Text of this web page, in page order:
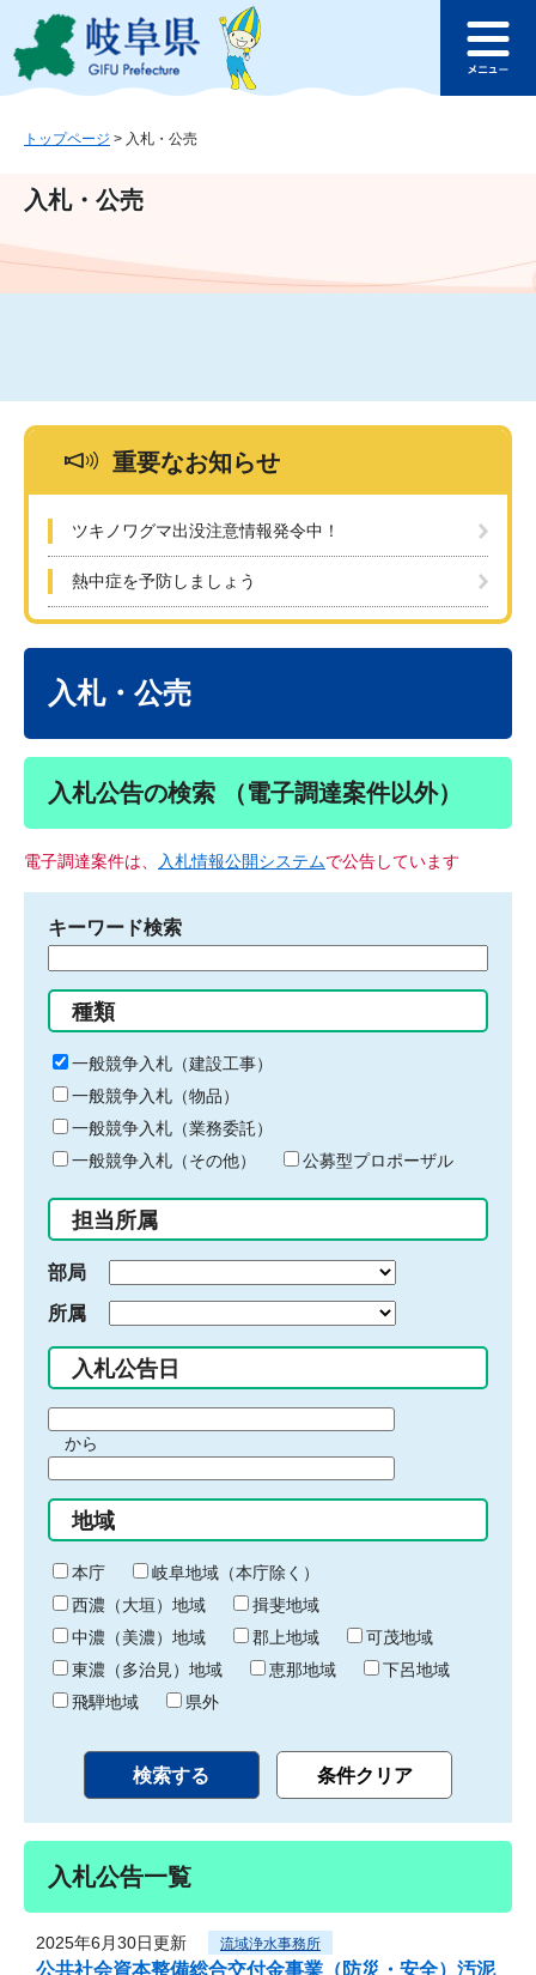
ジ
ュ
文
このページの本文へ
ュ
トップページ > 入札・公売
入札・公売
重要なお知らせ
ツキノワグマ出没注意情報発令中！
熱中症を予防しましょう
入札・公売
入札公告の検索 （電子調達案件以外）
電子調達案件は、 入札情報公開システムで公告しています
キーワード検索
る
キ
ー
ワ
ー
ド
入
力
種類
一般競争入札（建設工事）
一般競争入札（物品）
一般競争入札（業務委託）
一般競争入札（その他）
公募型プロポーザル
担当所属
部局
所属
入札公告日
間
始
り
から
間
終
わ
り
地域
本庁
岐阜地域（本庁除く）
西濃（大垣）地域
揖斐地域
中濃（美濃）地域
郡上地域
可茂地域
東濃（多治見）地域
恵那地域
下呂地域
飛騨地域
県外
入札公告一覧
2025年6月30日更新 流域浄水事務所
公共社会資本整備総合交付金事業（防災・安全）汚泥